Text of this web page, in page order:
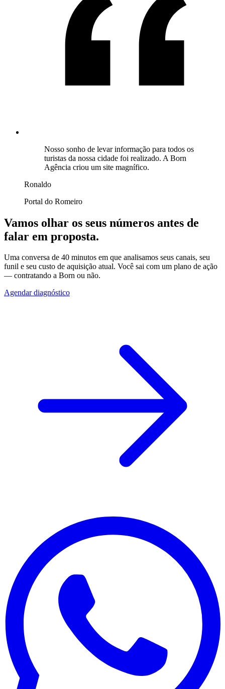
Nosso sonho de levar informação para todos os
turistas da nossa cidade foi realizado. A Born
Agência criou um site magnífico.
Ronaldo
Portal do Romeiro
Vamos olhar os seus números antes de
falar em proposta.
Uma conversa de 40 minutos em que analisamos seus canais, seu
funil e seu custo de aquisição atual. Você sai com um plano de ação
— contratando a Born ou não.
Agendar diagnóstico